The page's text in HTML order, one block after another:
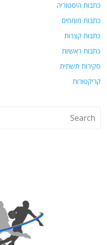
כתבות היסטוריה
כתבות מומחים
כתבות קצרות
כתבות ראשיות
סקירות תשתית
קריקטורות